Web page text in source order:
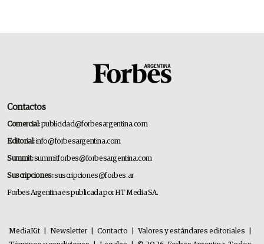
Contactos
Comercial:publicidad@forbesargentina.com
Editorial:info@forbesargentina.com
Summit:summitforbes@forbesargentina.com
Suscripciones:suscripciones@forbes.ar
Forbes Argentina es publicada por HT Media SA.
MediaKit Newsletter Contacto Valores y estándares editoriales